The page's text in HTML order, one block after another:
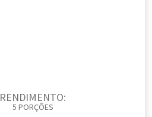
RENDIMENTO:
5 PORÇÕES